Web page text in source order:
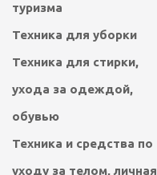
соковарки
мороженого, попкорна
туризма
Техника для уборки
Техника для стирки,
ухода за одеждой,
обувью
Техника и средства по
уходу за телом, личная